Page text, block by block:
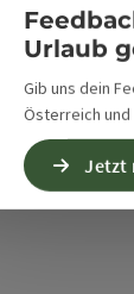
Urlaub
Gib uns dein
Österreich
Jetzt